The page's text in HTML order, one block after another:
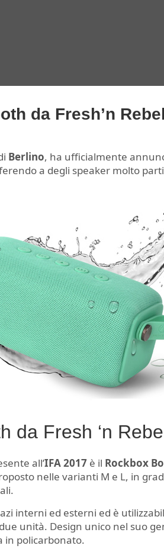
da Fresh’n
Berlino, ha ufficialmente
a degli speaker molto
da Fresh ‘n
all’IFA 2017 è il Rockbox
nelle varianti M e L, in
interni ed esterni ed è
unità. Design unico nel suo
in policarbonato.